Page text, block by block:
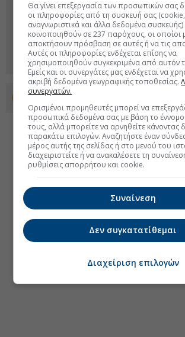
Προσθέστε το euro2day.gr στο
Θα γίνει επεξεργασία των προσωπικών σας
οι πληροφορίες από τη συσκευή σας
αναγνωριστικά και άλλα δεδομένα συσκευής)
κοινοποιηθούν σε 237 παρόχους, οι
αποκτήσουν πρόσβαση σε αυτές ή να τις
Αυτές οι πληροφορίες ενδέχεται επίσης να
χρησιμοποιηθούν συγκεκριμένα από αυτόν
Εμείς και οι συνεργάτες μας ενδέχεται να
ακριβή δεδομένα γεωγραφικής τοποθεσίας.
συνεργατών.
Ορισμένοι προμηθευτές μπορεί να
προσωπικά δεδομένα σας με βάση το
τους, αλλά μπορείτε να αρνηθείτε κάνοντας
παρακάτω επιλογών. Αναζητήστε έναν
μέρος αυτής της σελίδας ή στο μενού του
διαχειριστείτε ή να ανακαλέσετε τη
ρυθμίσεις απορρήτου και cookie.
Συναίνεση
Δεν συγκατατίθεμαι
Διαχείριση επιλογών